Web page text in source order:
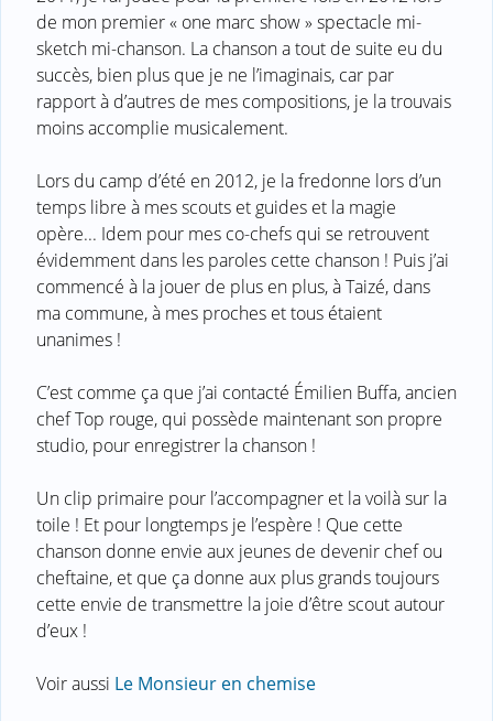
de mon premier « one marc show » spectacle mi-
sketch mi-chanson. La chanson a tout de suite eu du
succès, bien plus que je ne l’imaginais, car par
rapport à d’autres de mes compositions, je la trouvais
moins accomplie musicalement.
Lors du camp d’été en 2012, je la fredonne lors d’un
temps libre à mes scouts et guides et la magie
opère... Idem pour mes co-chefs qui se retrouvent
évidemment dans les paroles cette chanson ! Puis j’ai
commencé à la jouer de plus en plus, à Taizé, dans
ma commune, à mes proches et tous étaient
unanimes !
C’est comme ça que j’ai contacté Émilien Buffa, ancien
chef Top rouge, qui possède maintenant son propre
studio, pour enregistrer la chanson !
Un clip primaire pour l’accompagner et la voilà sur la
toile ! Et pour longtemps je l’espère ! Que cette
chanson donne envie aux jeunes de devenir chef ou
cheftaine, et que ça donne aux plus grands toujours
cette envie de transmettre la joie d’être scout autour
d’eux !
Voir aussi Le Monsieur en chemise